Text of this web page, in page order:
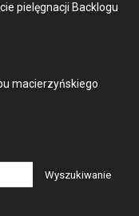
pielęgnacji Backlogu
macierzyńskiego